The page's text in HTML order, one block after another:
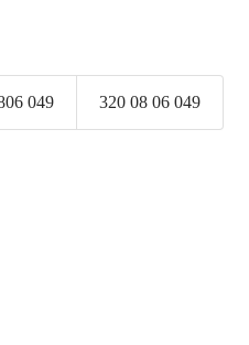
049 320 08 06 049